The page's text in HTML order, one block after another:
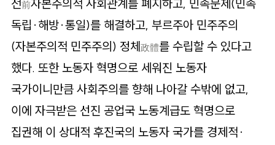
전前자본주의적 사회관계를 폐지하고, 민족문제(민족
독립·해방·통일)를 해결하고, 부르주아 민주주의
(자본주의적 민주주의) 정체政體를 수립할 수 있다고
했다. 또한 노동자 혁명으로 세워진 노동자
국가이니만큼 사회주의를 향해 나아갈 수밖에 없고,
이에 자극받은 선진 공업국 노동계급도 혁명으로
집권해 이 상대적 후진국의 노동자 국가를 경제적·